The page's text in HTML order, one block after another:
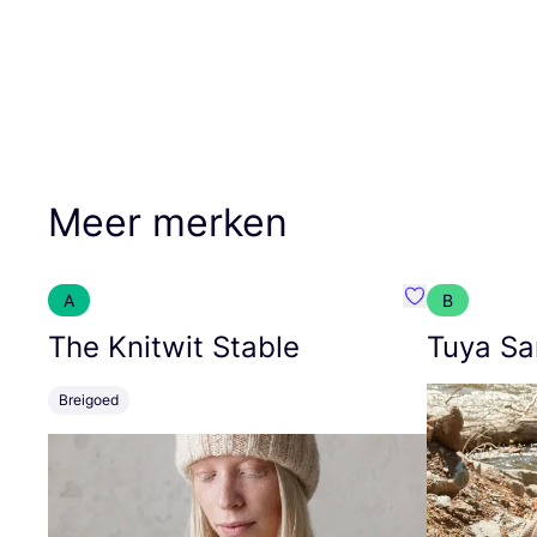
Meer merken
A
The Knitwit Stable
Breigoed
Favoriete
B
Tuya